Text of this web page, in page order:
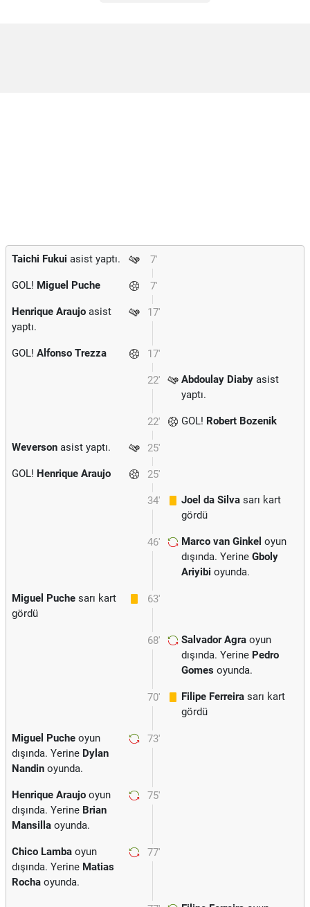
7'
Taichi Fukui asist yaptı.
7'
GOL! Miguel Puche
17'
Henrique Araujo asist
yaptı.
17'
GOL! Alfonso Trezza
22' Abdoulay Diaby asist
yaptı.
22' GOL! Robert Bozenik
25'
Weverson asist yaptı.
25'
GOL! Henrique Araujo
34' Joel da Silva sarı kart
gördü
46' Marco van Ginkel oyun
dışında. Yerine Gboly
Ariyibi oyunda.
63'
Miguel Puche sarı kart
gördü
68' Salvador Agra oyun
dışında. Yerine Pedro
Gomes oyunda.
70' Filipe Ferreira sarı kart
gördü
73'
Miguel Puche oyun
dışında. Yerine Dylan
Nandin oyunda.
75'
Henrique Araujo oyun
dışında. Yerine Brian
Mansilla oyunda.
77'
Chico Lamba oyun
dışında. Yerine Matias
Rocha oyunda.